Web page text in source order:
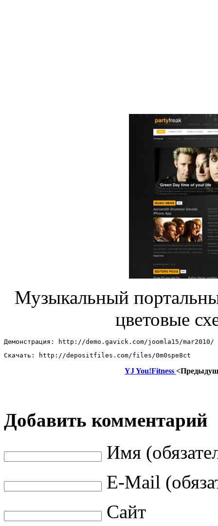
Музыкальный
цветовые
Демонстрация: http://demo.gavick.com/joomla15/mar2010/
Скачать: http://depositfiles.com/files/0m0spe8ct
YJ You!Fitness
Добавить комментарий
Имя
E-Mail
Сайт